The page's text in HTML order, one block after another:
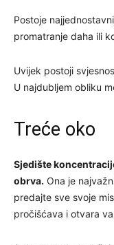
Postoje
promatranje daha ili
Uvijek postoji
U najdubljem obliku
Treće oko
Sjedište
obrva. Ona je
predajte sve svoje
pročišćava i otvara